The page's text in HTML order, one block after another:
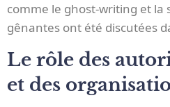
comme le ghost-writing et la
gênantes ont été discutées
Le rôle des
et des